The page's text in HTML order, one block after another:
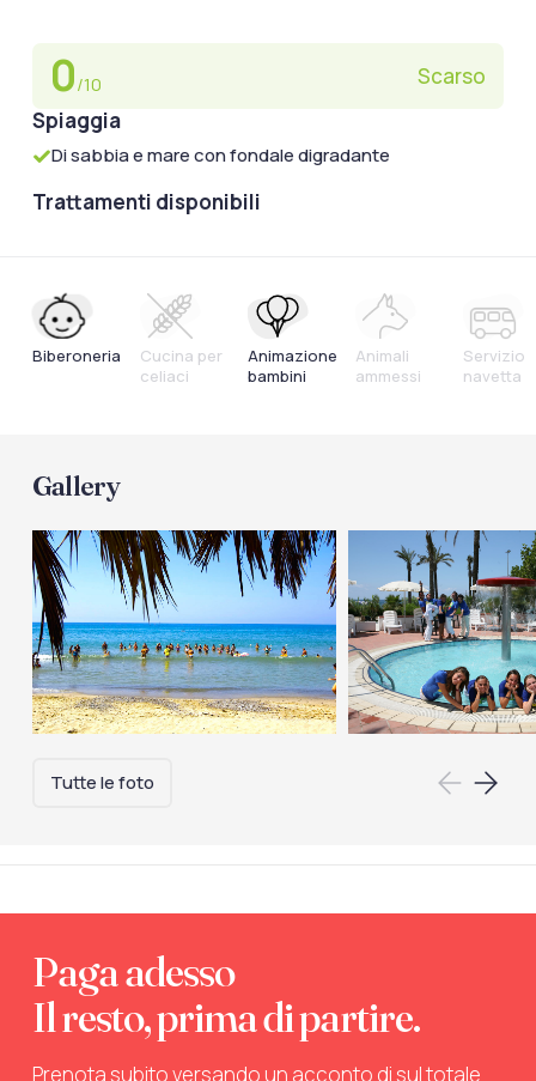
0/10
Scarso
Spiaggia
Di sabbia e mare con fondale digradante
Trattamenti disponibili
Biberoneria
Cucina per
celiaci
Animazione
bambini
Animali
ammessi
Servizio
navetta
Gallery
Tutte le foto
Paga adesso
Il resto, prima di partire.
Prenota subito versando un acconto di sul totale